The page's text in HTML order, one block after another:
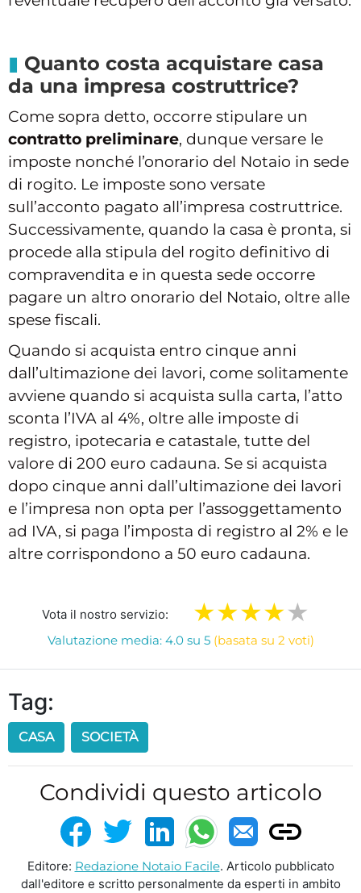
Quanto costa acquistare casa
da una impresa costruttrice?
Come sopra detto, occorre stipulare un
contratto preliminare, dunque versare le
imposte nonché l’onorario del Notaio in sede
di rogito. Le imposte sono versate
sull’acconto pagato all’impresa costruttrice.
Successivamente, quando la casa è pronta, si
procede alla stipula del rogito definitivo di
compravendita e in questa sede occorre
pagare un altro onorario del Notaio, oltre alle
spese fiscali.
Quando si acquista entro cinque anni
dall’ultimazione dei lavori, come solitamente
avviene quando si acquista sulla carta, l’atto
sconta l’IVA al 4%, oltre alle imposte di
registro, ipotecaria e catastale, tutte del
valore di 200 euro cadauna. Se si acquista
dopo cinque anni dall’ultimazione dei lavori
e l’impresa non opta per l’assoggettamento
ad IVA, si paga l’imposta di registro al 2% e le
altre corrispondono a 50 euro cadauna.
Vota il nostro servizio:
Valutazione media: 4.0 su 5 (basata su 2 voti)
Tag:
CASA SOCIETÀ
Condividi questo articolo
Editore: Redazione Notaio Facile. Articolo pubblicato
dall'editore e scritto personalmente da esperti in ambito